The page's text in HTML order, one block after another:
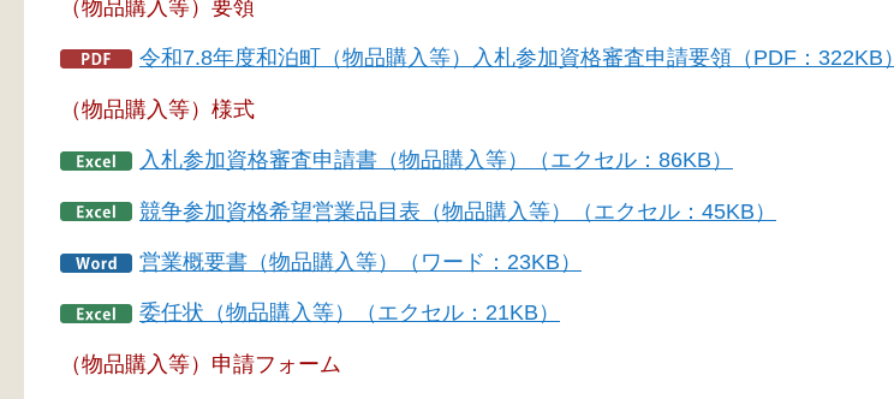
（物品購入等）要領
令和7.8年度和泊町（物品購入等）入札参加資格審査申請要領（PDF：322KB）
（物品購入等）様式
入札参加資格審査申請書（物品購入等）（エクセル：86KB）
競争参加資格希望営業品目表（物品購入等）（エクセル：45KB）
営業概要書（物品購入等）（ワード：23KB）
委任状（物品購入等）（エクセル：21KB）
（物品購入等）申請フォーム